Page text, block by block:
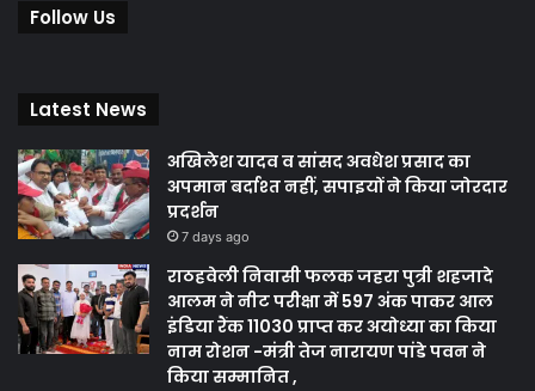
Follow Us
Latest News
अखिलेश यादव व सांसद अवधेश प्रसाद का
अपमान बर्दाश्त नहीं, सपाइयों ने किया जोरदार
प्रदर्शन
7 days ago
राठहवेली निवासी फलक जहरा पुत्री शहजादे
आलम ने नीट परीक्षा में 597 अंक पाकर आल
इंडिया रैंक 11030 प्राप्त कर अयोध्या का किया
नाम रोशन -मंत्री तेज नारायण पांडे पवन ने
किया सम्मानित ,